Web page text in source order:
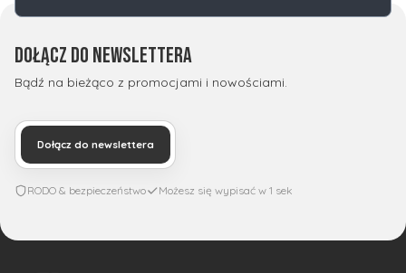
Dołącz do newslettera
Bądź na bieżąco z promocjami i nowościami.
Dołącz do newslettera
RODO & bezpieczeństwo Możesz się wypisać w 1 sek